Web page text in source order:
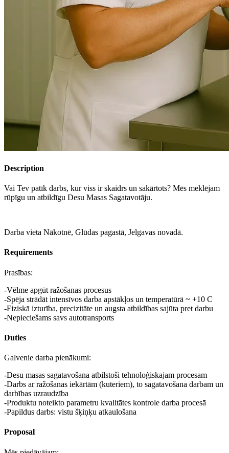
Description
Vai Tev patīk darbs, kur viss ir skaidrs un sakārtots? Mēs meklējam
rūpīgu un atbildīgu Desu Masas Sagatavotāju.
Darba vieta Nākotnē, Glūdas pagastā, Jelgavas novadā.
Requirements
Prasības:
-Vēlme apgūt ražošanas procesus
-Spēja strādāt intensīvos darba apstākļos un temperatūrā ~ +10 C
-Fiziskā izturība, precizitāte un augsta atbildības sajūta pret darbu
-Nepieciešams savs autotransports
Duties
Galvenie darba pienākumi:
-Desu masas sagatavošana atbilstoši tehnoloģiskajam procesam
-Darbs ar ražošanas iekārtām (kuteriem), to sagatavošana darbam un
darbības uzraudzība
-Produktu noteikto parametru kvalitātes kontrole darba procesā
-Papildus darbs: vistu šķiņķu atkaulošana
Proposal